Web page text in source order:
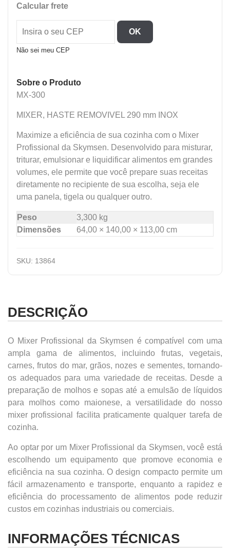
220V
-
Skymsen
quantidade
Calcular frete
OK
Não sei meu CEP
Sobre o Produto
MX-300
MIXER, HASTE REMOVIVEL 290 mm INOX
Maximize a eficiência de sua cozinha com o Mixer
Profissional da Skymsen. Desenvolvido para misturar,
triturar, emulsionar e liquidificar alimentos em grandes
volumes, ele permite que você prepare suas receitas
diretamente no recipiente de sua escolha, seja ele
uma panela, tigela ou qualquer outro.
Peso
3,300 kg
Dimensões
64,00 × 140,00 × 113,00 cm
SKU: 13864
DESCRIÇÃO
O Mixer Profissional da Skymsen é compatível com uma
ampla gama de alimentos, incluindo frutas, vegetais,
carnes, frutos do mar, grãos, nozes e sementes, tornando-
os adequados para uma variedade de receitas. Desde a
preparação de molhos e sopas até a emulsão de líquidos
para molhos como maionese, a versatilidade do nosso
mixer profissional facilita praticamente qualquer tarefa de
cozinha.
Ao optar por um Mixer Profissional da Skymsen, você est
escolhendo um equipamento que promove economia e
eficiência na sua cozinha. O design compacto permite um
fácil armazenamento e transporte, enquanto a rapidez e
eficiência do processamento de alimentos pode reduzir
custos em cozinhas industriais ou comerciais.
INFORMAÇÕES TÉCNICAS